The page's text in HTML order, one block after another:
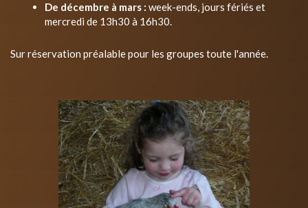
De décembre à mars : week-ends, jours fériés et
mercredi de 13h30 à 16h30.
Sur réservation préalable pour les groupes toute l'année.